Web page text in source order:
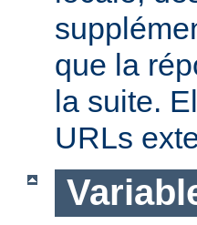
que la
la suite.
URLs